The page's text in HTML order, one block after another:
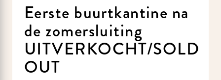
Eerste buurtkantine na
de zomersluiting
UITVERKOCHT/SOLD
OUT